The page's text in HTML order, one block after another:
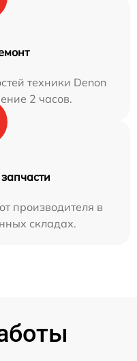
техники Denon
2 часов.
производителя в
складах.